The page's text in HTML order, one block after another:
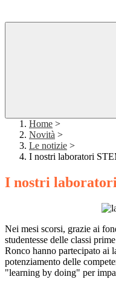
Home >
Novità >
Le notizie >
I nostri laboratori
I nostri
Nei mesi scorsi, grazie ai
studentesse delle classi
Ronco hanno partecipato ai
potenziamento delle
"learning by doing" per